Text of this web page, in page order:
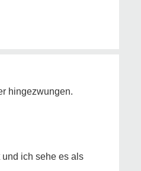
hingezwungen.
ich sehe es als